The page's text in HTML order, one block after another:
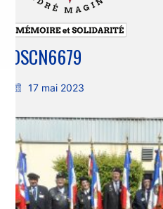
DSCN6679
17 mai 2023